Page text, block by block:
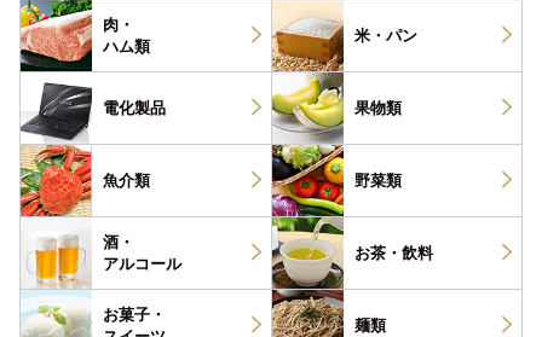
肉・
ハム類
米・パン
電化製品 果物類
魚介類 野菜類
酒・
アルコール
お茶・ 飲料
お菓子・
麺類